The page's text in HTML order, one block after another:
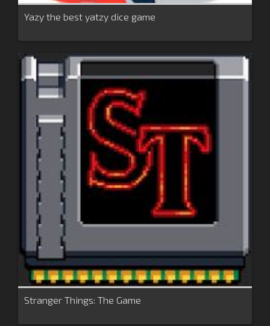
Yazy the best yatzy dice game
Stranger Things: The Game